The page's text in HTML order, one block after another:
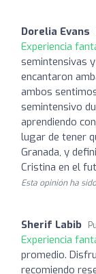
Dorelia Evans
Experiencia
semintensivas
encantaron
ambos
semintensivo
aprendiendo
lugar de tener
Granada, y
Cristina en el
Esta opinión ha
Sherif Labib
Experiencia
promedio.
recomiendo